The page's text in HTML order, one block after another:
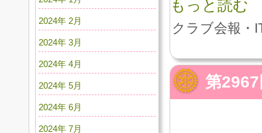
もっと読む
クラブ会報・
第
2024年 2月
2024年 3月
2024年 4月
2024年 5月
2024年 6月
2024年 7月